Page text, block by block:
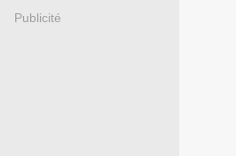
Publicité